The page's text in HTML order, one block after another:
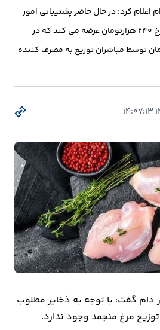
اعلام کرد: در حال حاضر پشتیبانی امور
دام هرکیلو مرغ منجمد با نرخ ۲۴۰ هزارتومان عرضه می کند که در
۲۵۵ هزارتومان توسط مباشران توزیع به مصرف کننده
دام گفت: با توجه به ذخایر مطلوب
مرغ منجمد وجود ندارد.